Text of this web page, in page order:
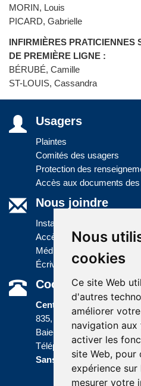
Nous
cookies
Ce site Web
d'autres
améliorer
navigation aux
activer les
site Web, pour
expérience sur
mesurer votre
MORIN, Louis
PICARD, Gabrielle
INFIRMIÈRES PRATICIENNES
DE PREMIÈRE LIGNE :
BÉRUBÉ, Camille
ST-LOUIS, Cassandra
Usagers
Plaintes
Comités des usagers
Protection des
Accès aux documents
Nous joindre
Installations
Accès à l'information
Médias
Écrivez-nous
Coordonnées
Centre administratif
835, boulevard Jolliet
Baie-Comeau (Québec)
Téléphone :418 589-9845
Sans frais : 1 800 463-